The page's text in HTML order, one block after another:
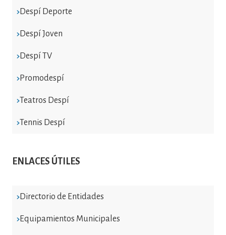
Despí Deporte
Despí Joven
Despí TV
Promodespí
Teatros Despí
Tennis Despí
ENLACES ÚTILES
Directorio de Entidades
Equipamientos Municipales